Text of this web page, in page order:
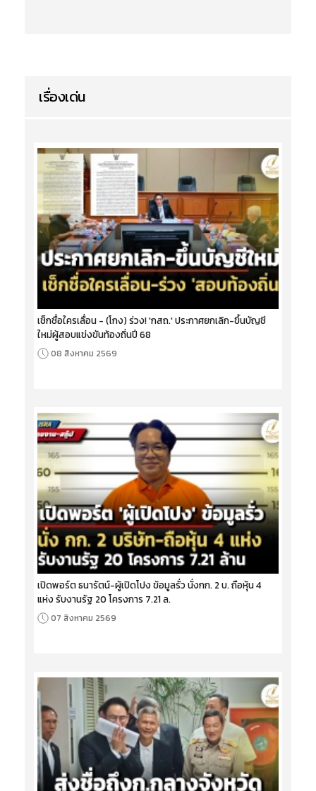
เรื่องเด่น
เช็กชื่อใครเลื่อน - (โกง) ร่วง! 'กสถ.' ประกาศยกเลิก-ขึ้นบัญชี
ใหม่ผู้สอบแข่งขันท้องถิ่นปี 68
08 สิงหาคม 2569
เปิดพอร์ต ธนารัตน์-ผู้เปิดโปง ข้อมูลรั่ว นั่งกก. 2 บ. ถือหุ้น 4
แห่ง รับงานรัฐ 20 โครงการ 7.21 ล.
07 สิงหาคม 2569